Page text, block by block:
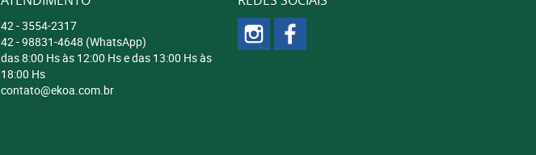
42 -3554-2317
42 -98831-4648 (WhatsApp)
das 8:00 Hs às 12:00 Hs e das 13:00 Hs às
18:00 Hs
contato@ekoa.com.br